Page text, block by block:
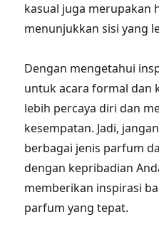
kasual juga merupakan
menunjukkan sisi yang
Dengan mengetahui
untuk acara formal dan
lebih percaya diri dan
kesempatan. Jadi,
berbagai jenis parfum
dengan kepribadian
memberikan inspirasi
parfum yang tepat.